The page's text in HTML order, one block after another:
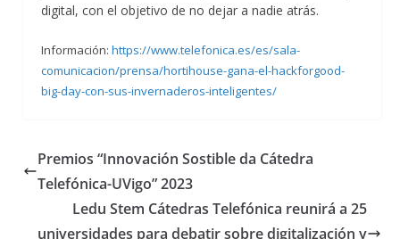
digital, con el objetivo de no dejar a nadie atrás.
Información: https://www.telefonica.es/es/sala-
comunicacion/prensa/hortihouse-gana-el-hackforgood-
big-day-con-sus-invernaderos-inteligentes/
Premios “Innovación Sostible da Cátedra
Telefónica-UVigo” 2023
Ledu Stem Cátedras Telefónica reunirá a 25
universidades para debatir sobre digitalización y